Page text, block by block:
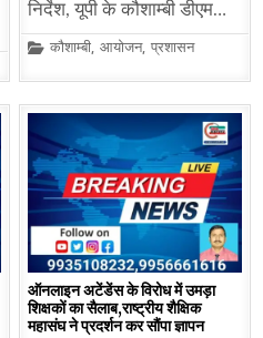
निर्देश, यूपी के कौशाम्बी डीएम…
Posted
कौशाम्बी,आयोजन,प्रशासन
ऑनलाइन अटेंडेंस के विरोध में उमड़ा
शिक्षकों का सैलाब,राष्ट्रीय शैक्षिक
महासंघ ने प्रदर्शन कर सौंपा ज्ञापन